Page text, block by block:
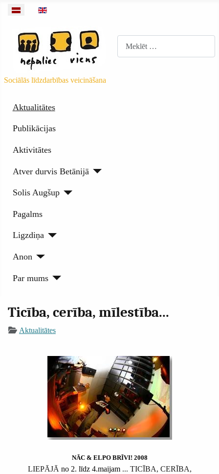
Izvēlieties valodu
Sociālās līdzdarbības veicināšana
Aktualitātes
Publikācijas
Aktivitātes
Atver durvis Betānijā
Solis Augšup
Pagalms
Ligzdiņa
Anon
Par mums
Ticība, cerība, mīlestība...
Aktualitātes
NĀC & ELPO BRĪVI! 2008
LIEPĀJĀ no 2. līdz 4.maijam... TICĪBA, CERĪBA,